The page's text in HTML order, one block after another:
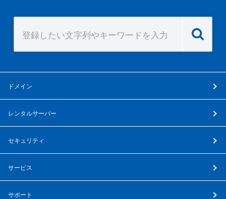
ドメイン
レンタルサーバー
セキュリティ
サービス
サポート